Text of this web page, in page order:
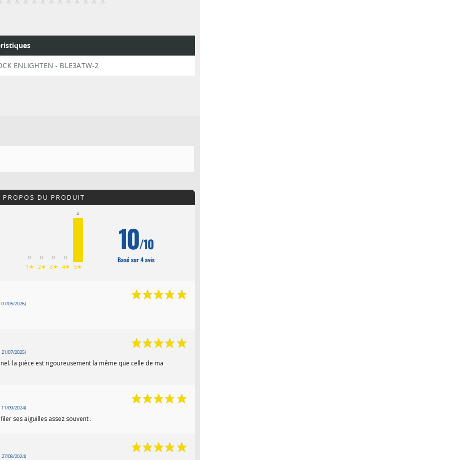
ENLIGHTEN - BLE3ATW-2
PROPOS DU PRODUIT
0
1★
0
2★
0
3★
0
4★
4
5★
10/10
Basé sur 4 avis
05/2026)
07/2025)
la pièce est rigoureusement la même que celle de ma
09/2024)
ses aiguilles assez souvent .
08/2024)